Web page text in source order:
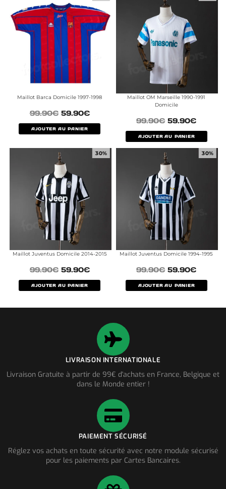
Maillot Barca Domicile 1997-1998
99.90€ 59.90€
AJOUTER AU PANIER
Maillot OM Marseille 1990-1991
Domicile
99.90€ 59.90€
AJOUTER AU PANIER
30%
Maillot Juventus Domicile 2014-2015
99.90€ 59.90€
AJOUTER AU PANIER
30%
Maillot Juventus Domicile 1994-1995
99.90€ 59.90€
AJOUTER AU PANIER
LIVRAISON INTERNATIONALE
Livraison Gratuite à partir de 99€ d'achats en France, Belgique et
dans le Monde entier !
PAIEMENT SÉCURISÉ
Réglez vos achats en toute sécurité avec notre module sécurisé
pour les paiements par Cartes Bancaires.